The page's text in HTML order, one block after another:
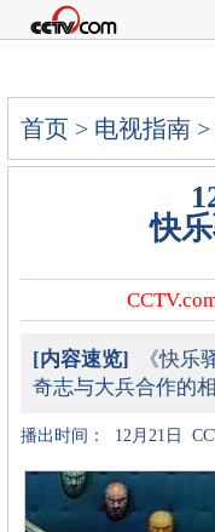
首页 > 电视指南 >
快
[内容速览] 《快乐
奇志与大兵合作的相
播出时间： 12月21日